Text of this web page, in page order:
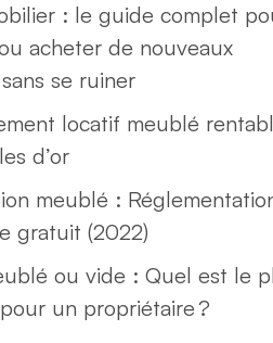
: le guide complet
acheter de nouveaux
se ruiner
locatif meublé
d’or
meublé :
gratuit (2022)
ou vide : Quel est le
un propriétaire ?